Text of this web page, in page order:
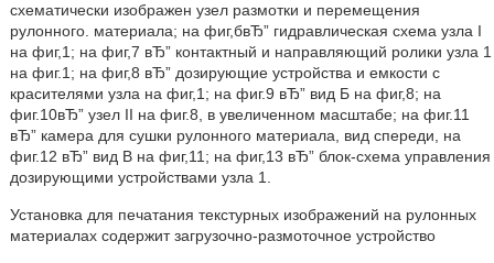
схематически изображен узел размотки и перемещения
рулонного. материала; на фиг,бвЂ” гидравлическая схема узла I
на фиг,1; на фиг,7 вЂ” контактный и направляющий ролики узла 1
на фиг.1; на фиг,8 вЂ” дозирующие устройства и емкости с
красителями узла на фиг,1; на фиг.9 вЂ” вид Б на фиг,8; на
фиг.10вЂ” узел II на фиг.8, в увеличенном масштабе; на фиг.11
вЂ” камера для сушки рулонного материала, вид спереди, на
фиг.12 вЂ” вид B на фиг,11; на фиг,13 вЂ” блок-схема управления
дозирующими устройствами узла 1.
Установка для печатания текстурных изображений на рулонных
материалах содержит загрузочно-размоточное устройство